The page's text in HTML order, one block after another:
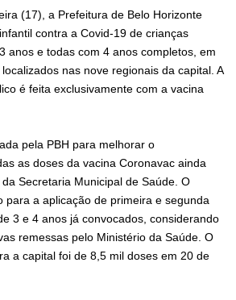
(17), a Prefeitura de Belo Horizonte
contra a Covid-19 de crianças
anos e todas com 4 anos completos, em
nas nove regionais da capital. A
é feita exclusivamente com a vacina
pela PBH para melhorar o
as doses da vacina Coronavac ainda
Secretaria Municipal de Saúde. O
para a aplicação de primeira e segunda
3 e 4 anos já convocados, considerando
remessas pelo Ministério da Saúde. O
a capital foi de 8,5 mil doses em 20 de